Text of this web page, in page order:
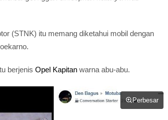
(STNK) itu memang diketahui mobil dengan
berjenis Opel Kapitan warna abu-abu.
Perbesar